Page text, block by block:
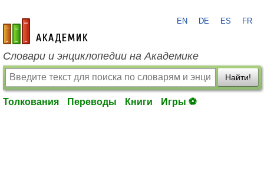
academic.ru
EN DE ES FR
Словари и энциклопедии на Академике
Найти!
Толкования Переводы Книги Игры ⚽